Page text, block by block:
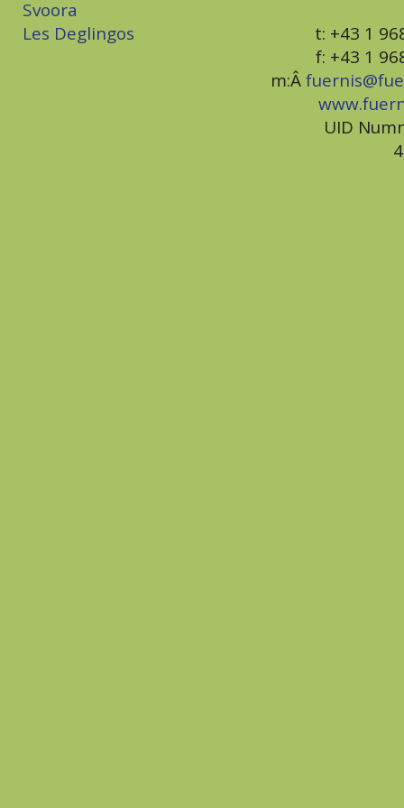
Svoora
Les Deglingos
t: +43 1
f: +43 1
m:Â
UID